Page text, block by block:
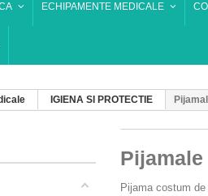
ECHIPAMENTE MEDICALE
IGIENA SI PROTECTIE
Pijamale
Pijama costum